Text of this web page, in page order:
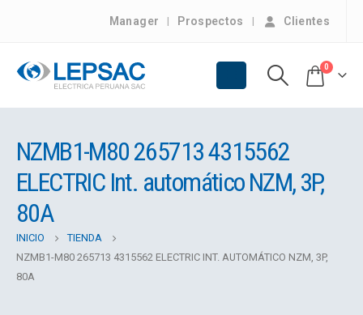
Manager Prospectos Clientes
0
NZMB1-M80 265713 4315562
ELECTRIC Int. automático NZM, 3P,
80A
INICIO
TIENDA
NZMB1-M80 265713 4315562 ELECTRIC INT. AUTOMÁTICO NZM, 3P,
80A